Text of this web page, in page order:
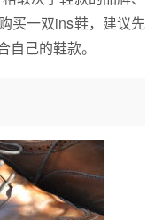
买一双ins鞋，建议先
己的鞋款。